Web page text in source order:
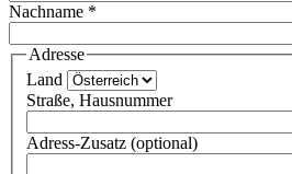
Nachname *
Adresse
Land
Straße, Hausnummer
Adress-Zusatz (optional)